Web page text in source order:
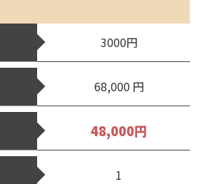
3000円
68,000 円
48,000円
1